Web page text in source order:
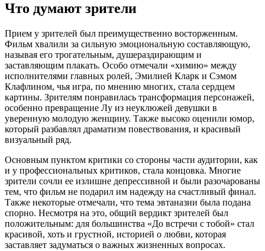
Что думают зрители
Прием у зрителей был преимущественно восторженным.
Фильм хвалили за сильную эмоциональную составляющую,
называя его трогательным, душераздирающим и
заставляющим плакать. Особо отмечали «химию» между
исполнителями главных ролей, Эмилией Кларк и Сэмом
Клафлином, чья игра, по мнению многих, стала сердцем
картины. Зрителям понравилась трансформация персонажей,
особенно превращение Лу из неуклюжей девушки в
уверенную молодую женщину. Также высоко оценили юмор,
который разбавлял драматизм повествования, и красивый
визуальный ряд.
Основным пунктом критики со стороны части аудитории, как
и у профессиональных критиков, стала концовка. Многие
зрители сочли ее излишне депрессивной и были разочарованы
тем, что фильм не подарил им надежду на счастливый финал.
Также некоторые отмечали, что тема эвтаназии была подана
спорно. Несмотря на это, общий вердикт зрителей был
положительным: для большинства «До встречи с тобой» стал
красивой, хоть и грустной, историей о любви, которая
заставляет задуматься о важных жизненных вопросах.